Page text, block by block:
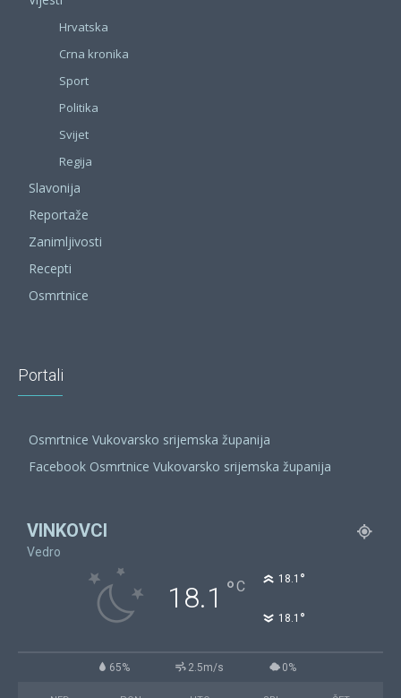
Hrvatska
Crna kronika
Sport
Politika
Svijet
Regija
Slavonija
Reportaže
Zanimljivosti
Recepti
Osmrtnice
Portali
Osmrtnice Vukovarsko srijemska županija
Facebook Osmrtnice Vukovarsko srijemska županija
VINKOVCI
Vedro
18.1 °C 18.1 °
18.1 °
65% 2.5m/s 0%